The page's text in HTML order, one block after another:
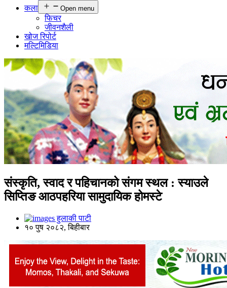
कला
Open menu
फिचर
जीवनशैली
खोज रिपोर्ट
मल्टिमिडिया
संस्कृति, स्वाद र पहिचानको संगम स्थल : स्याउले
सिप्तिङ आठपहरिया सामुदायिक होमस्टे
हुलाकी पाटी
१० पुष २०८२, बिहीबार